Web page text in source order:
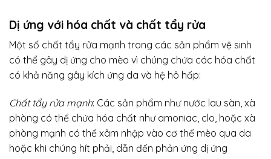
Dị ứng với hóa chất và chất tẩy rửa
Một số chất tẩy rửa mạnh trong các sản phẩm vệ sinh
có thể gây dị ứng cho mèo vì chúng chứa các hóa chất
có khả năng gây kích ứng da và hệ hô hấp:
Chất tẩy rửa mạnh: Các sản phẩm như nước lau sàn, xà
phòng có thể chứa hóa chất như amoniac, clo, hoặc xà
phòng mạnh có thể xâm nhập vào cơ thể mèo qua da
hoặc khi chúng hít phải, dẫn đến phản ứng dị ứng